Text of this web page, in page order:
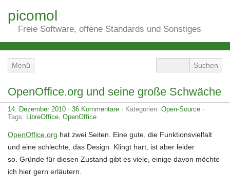
picomol
Freie Software, offene Standards und Sonstiges
Menü
OpenOffice.org und seine große Schwäche
14. Dezember 2010 · 36 Kommentare · Kategorien: Open-Source ·
Tags: LibreOffice, OpenOffice
OpenOffice.org hat zwei Seiten. Eine gute, die Funktionsvielfalt
und eine schlechte, das Design. Klingt hart, ist aber leider
so. Gründe für diesen Zustand gibt es viele, einige davon möchte
ich hier gern erläutern.